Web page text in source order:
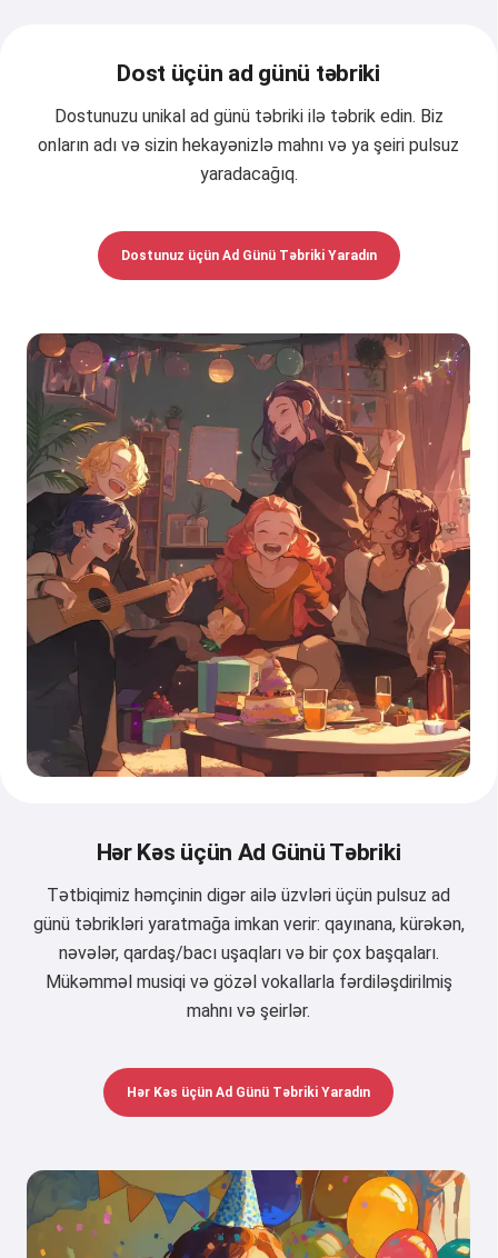
Dost üçün ad günü təbriki
Dostunuzu unikal ad günü təbriki ilə təbrik edin. Biz
onların adı və sizin hekayənizlə mahnı və ya şeiri pulsuz
yaradacağıq.
Dostunuz üçün Ad Günü Təbriki Yaradın
Hər Kəs üçün Ad Günü Təbriki
Tətbiqimiz həmçinin digər ailə üzvləri üçün pulsuz ad
günü təbrikləri yaratmağa imkan verir: qayınana, kürəkən,
nəvələr, qardaş/bacı uşaqları və bir çox başqaları.
Mükəmməl musiqi və gözəl vokallarla fərdiləşdirilmiş
mahnı və şeirlər.
Hər Kəs üçün Ad Günü Təbriki Yaradın